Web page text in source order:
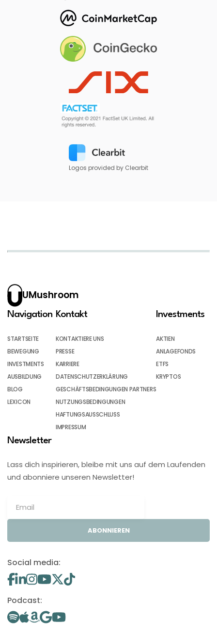
Logos provided by Clearbit
UMushroom
Navigation
STARTSEITE
BEWEGUNG
INVESTMENTS
AUSBILDUNG
BLOG
LEXICON
Kontakt
KONTAKTIERE UNS
PRESSE
KARRIERE
DATENSCHUTZERKLÄRUNG
GESCHÄFTSBEDINGUNGEN PARTNERS
NUTZUNGSBEDINGUNGEN
HAFTUNGSAUSSCHLUSS
IMPRESSUM
Investments
AKTIEN
ANLAGEFONDS
ETFS
KRYPTOS
Newsletter
Lass dich inspirieren, bleibe mit uns auf dem Laufenden
und abonniere unseren Newsletter!
ABONNIEREN
Social media:
Podcast: